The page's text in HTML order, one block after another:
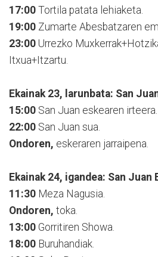
17:00 Tortila patata lehiaketa.
19:00 Zumarte Abesbatzaren
23:00 Urrezko
Itxua+Itzartu.
Ekainak 23, larunbata: San
15:00 San Juan eskearen irteera.
22:00 San Juan sua.
Ondoren, eskeraren jarraipena.
Ekainak 24, igandea: San Juan
11:30 Meza Nagusia.
Ondoren, toka.
13:00 Gorritiren Showa.
18:00 Buruhandiak.